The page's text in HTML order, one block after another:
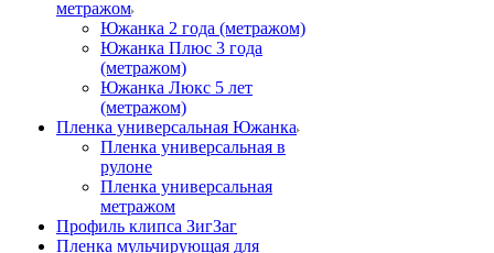
метражом
Южанка 2 года (метражом)
Южанка Плюс 3 года
(метражом)
Южанка Люкс 5 лет
(метражом)
Пленка универсальная Южанка
Пленка универсальная в
рулоне
Пленка универсальная
метражом
Профиль клипса ЗигЗаг
Пленка мульчирующая для